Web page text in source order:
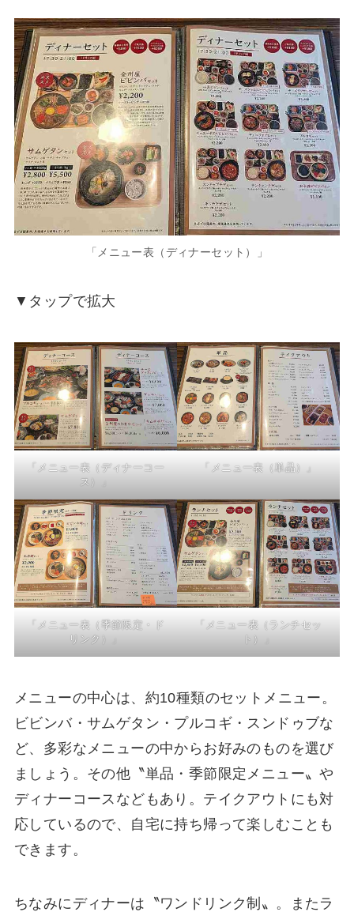
「メニュー表（ディナーセット）」
▼タップで拡大
「メニュー表（ディナーコー
ス）」
「メニュー表（単品）」
「メニュー表（季節限定・ド
リンク）」
「メニュー表（ランチセッ
ト）」
メニューの中心は、約10種類のセットメニュー。
ビビンバ・サムゲタン・プルコギ・スンドゥブな
ど、多彩なメニューの中からお好みのものを選び
ましょう。その他〝単品・季節限定メニュー〟や
ディナーコースなどもあり。テイクアウトにも対
応しているので、自宅に持ち帰って楽しむことも
できます。
ちなみにディナーは〝ワンドリンク制〟。またラ